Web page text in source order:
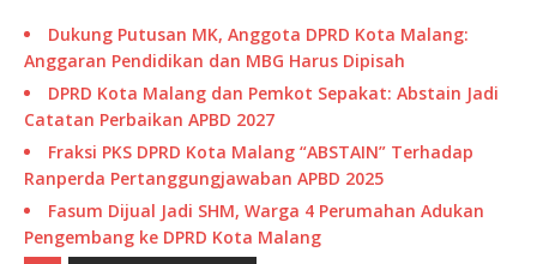
Dukung Putusan MK, Anggota DPRD Kota Malang:
Anggaran Pendidikan dan MBG Harus Dipisah
DPRD Kota Malang dan Pemkot Sepakat: Abstain Jadi
Catatan Perbaikan APBD 2027
Fraksi PKS DPRD Kota Malang “ABSTAIN” Terhadap
Ranperda Pertanggungjawaban APBD 2025
Fasum Dijual Jadi SHM, Warga 4 Perumahan Adukan
Pengembang ke DPRD Kota Malang